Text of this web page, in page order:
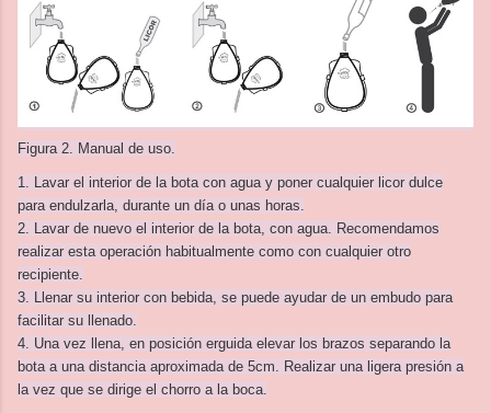
Figura 2. Manual de uso.
1. Lavar el interior de la bota con agua y poner cualquier licor dulce
para endulzarla, durante un día o unas horas.
2. Lavar de nuevo el interior de la bota, con agua. Recomendamos
realizar esta operación habitualmente como con cualquier otro
recipiente.
3. Llenar su interior con bebida, se puede ayudar de un embudo para
facilitar su llenado.
4. Una vez llena, en posición erguida elevar los brazos separando la
bota a una distancia aproximada de 5cm. Realizar una ligera presión a
la vez que se dirige el chorro a la boca.